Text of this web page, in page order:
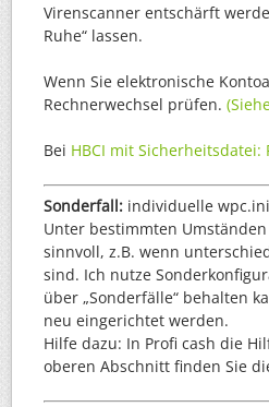
Virenscanner entschärft
Ruhe“ lassen.
Wenn Sie elektronische
Rechnerwechsel prüfen.
Bei HBCI mit Sicherheitsdatei:
Sonderfall: individuelle
Unter bestimmten
sinnvoll, z.B. wenn
sind. Ich nutze
über „Sonderfälle“ behalten
neu eingerichtet werden.
Hilfe dazu: In Profi cash die
oberen Abschnitt finden Sie